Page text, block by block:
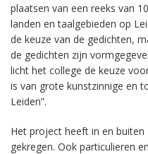
plaatsen van een reeks van
landen en taalgebieden op
de keuze van de gedichten,
de gedichten zijn
licht het college de keuze
is van grote kunstzinnige en
Leiden”.
Het project heeft in en
gekregen. Ook particulieren